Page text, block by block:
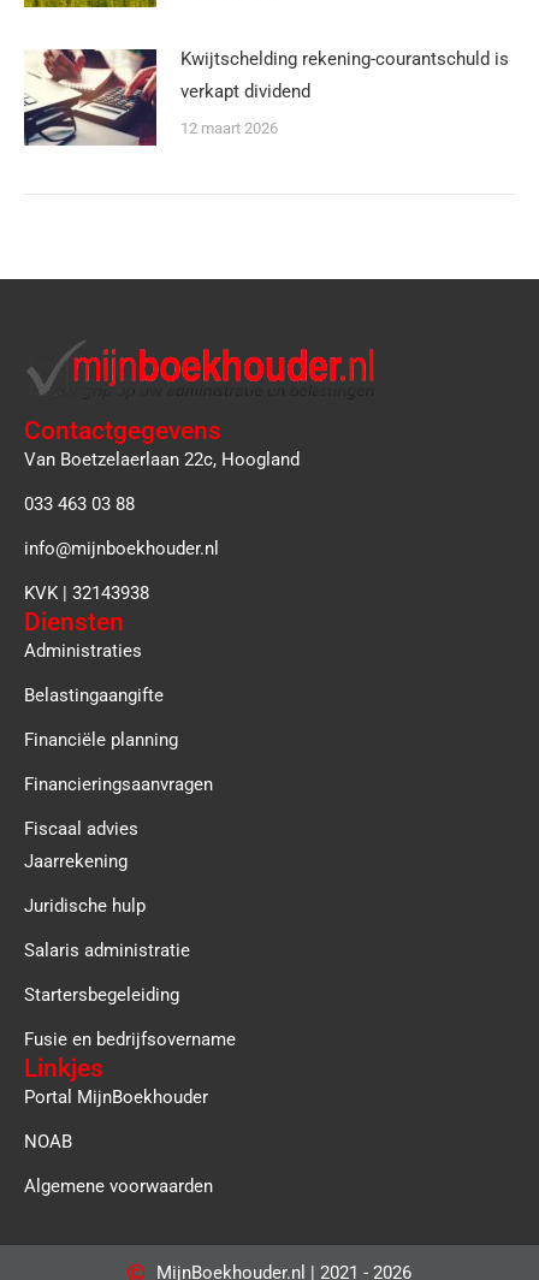
Kwijtschelding rekening-courantschuld is
verkapt dividend
12 maart 2026
Contactgegevens
Van Boetzelaerlaan 22c, Hoogland
033 463 03 88
info@mijnboekhouder.nl
KVK | 32143938
Diensten
Administraties
Belastingaangifte
Financiële planning
Financieringsaanvragen
Fiscaal advies
Jaarrekening
Juridische hulp
Salaris administratie
Startersbegeleiding
Fusie en bedrijfsovername
Linkjes
Portal MijnBoekhouder
NOAB
Algemene voorwaarden
MijnBoekhouder.nl | 2021 - 2026